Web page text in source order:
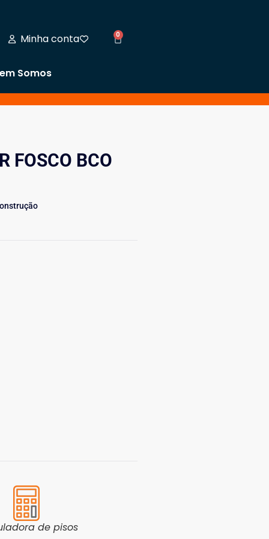
Minha conta 0
Somos
FOSCO BCO
de pisos